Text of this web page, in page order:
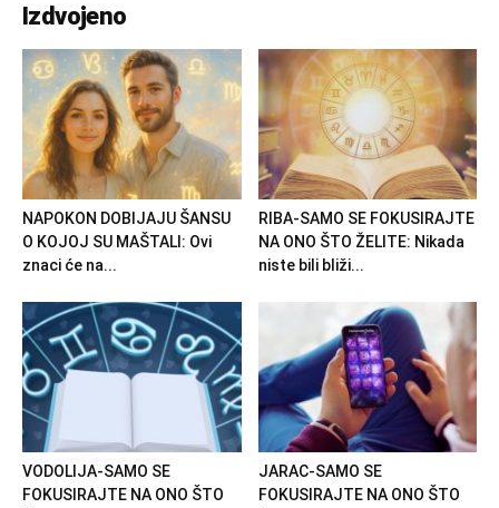
Izdvojeno
NAPOKON DOBIJAJU ŠANSU
O KOJOJ SU MAŠTALI: Ovi
znaci će na...
RIBA-SAMO SE FOKUSIRAJTE
NA ONO ŠTO ŽELITE: Nikada
niste bili bliži...
VODOLIJA-SAMO SE
FOKUSIRAJTE NA ONO ŠTO
JARAC-SAMO SE
FOKUSIRAJTE NA ONO ŠTO